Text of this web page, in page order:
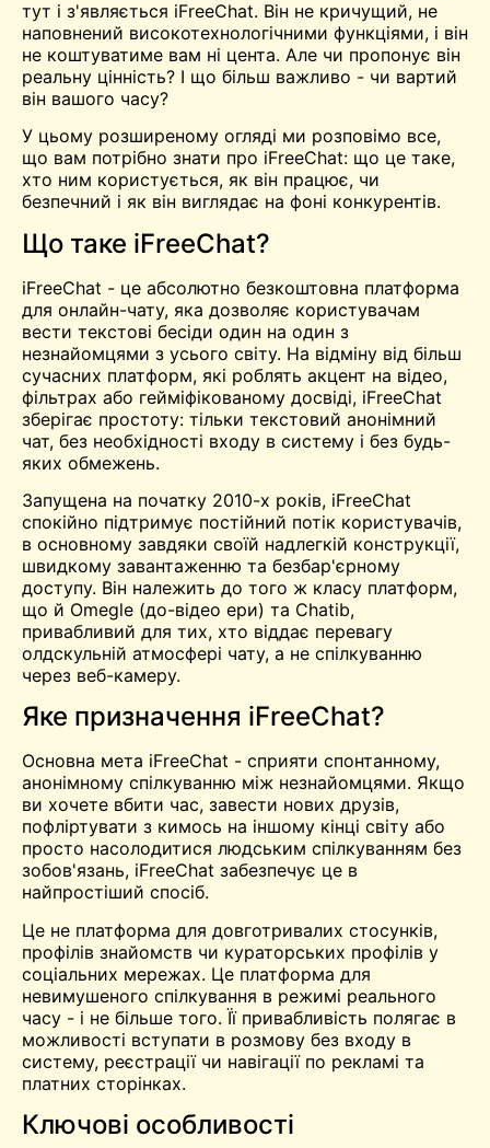
тут і з'являється iFreeChat. Він не кричущий, не
наповнений високотехнологічними функціями, і він
не коштуватиме вам ні цента. Але чи пропонує він
реальну цінність? І що більш важливо - чи вартий
він вашого часу?
У цьому розширеному огляді ми розповімо все,
що вам потрібно знати про iFreeChat: що це таке,
хто ним користується, як він працює, чи
безпечний і як він виглядає на фоні конкурентів.
Що таке iFreeChat?
iFreeChat - це абсолютно безкоштовна платформа
для онлайн-чату, яка дозволяє користувачам
вести текстові бесіди один на один з
незнайомцями з усього світу. На відміну від більш
сучасних платформ, які роблять акцент на відео,
фільтрах або гейміфікованому досвіді, iFreeChat
зберігає простоту: тільки текстовий анонімний
чат, без необхідності входу в систему і без будь-
яких обмежень.
Запущена на початку 2010-х років, iFreeChat
спокійно підтримує постійний потік користувачів,
в основному завдяки своїй надлегкій конструкції,
швидкому завантаженню та безбар'єрному
доступу. Він належить до того ж класу платформ,
що й Omegle (до-відео ери) та Chatib,
привабливий для тих, хто віддає перевагу
олдскульній атмосфері чату, а не спілкуванню
через веб-камеру.
Яке призначення iFreeChat?
Основна мета iFreeChat - сприяти спонтанному,
анонімному спілкуванню між незнайомцями. Якщо
ви хочете вбити час, завести нових друзів,
пофліртувати з кимось на іншому кінці світу або
просто насолодитися людським спілкуванням без
зобов'язань, iFreeChat забезпечує це в
найпростіший спосіб.
Це не платформа для довготривалих стосунків,
профілів знайомств чи кураторських профілів у
соціальних мережах. Це платформа для
невимушеного спілкування в режимі реального
часу - і не більше того. Її привабливість полягає в
можливості вступати в розмову без входу в
систему, реєстрації чи навігації по рекламі та
платних сторінках.
Ключові особливості